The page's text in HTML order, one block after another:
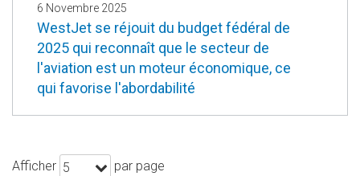
6 Novembre 2025
WestJet se réjouit du budget fédéral de
2025 qui reconnaît que le secteur de
l'aviation est un moteur économique, ce
qui favorise l'abordabilité
Afficher 5 par page